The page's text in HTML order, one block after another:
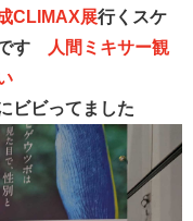
CLIMAX展行くスケ
す
人間ミキサー観
い
ビビってました